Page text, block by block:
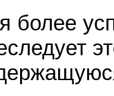
более